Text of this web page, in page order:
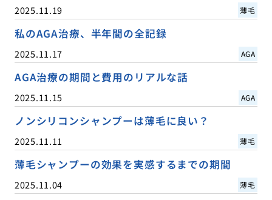
2025.11.19 薄毛
私のAGA治療、半年間の全記録
2025.11.17 AGA
AGA治療の期間と費用のリアルな話
2025.11.15 AGA
ノンシリコンシャンプーは薄毛に良い？
2025.11.11 薄毛
薄毛シャンプーの効果を実感するまでの期間
2025.11.04 薄毛